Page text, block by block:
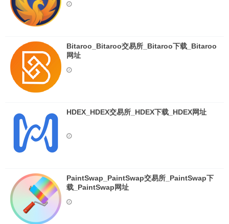
Bitaroo_Bitaroo交易所_Bitaroo下载_Bitaroo
网址
HDEX_HDEX交易所_HDEX下载_HDEX网址
PaintSwap_PaintSwap交易所_PaintSwap下
载_PaintSwap网址